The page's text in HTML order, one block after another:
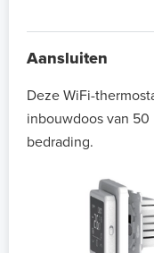
Aansluiten
Deze WiFi-
inbouwdoos van
bedrading.